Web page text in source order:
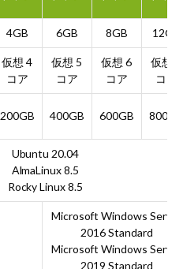
4GB 6GB 8GB 12GB
仮想4
コア
仮想 5
コア
仮想6
コア
仮想
コア
200GB 400GB 600GB 800GB
Ubuntu 20.04
AlmaLinux 8.5
Rocky Linux 8.5
Microsoft Windows Server
2016 Standard
Microsoft Windows Server
2019 Standard